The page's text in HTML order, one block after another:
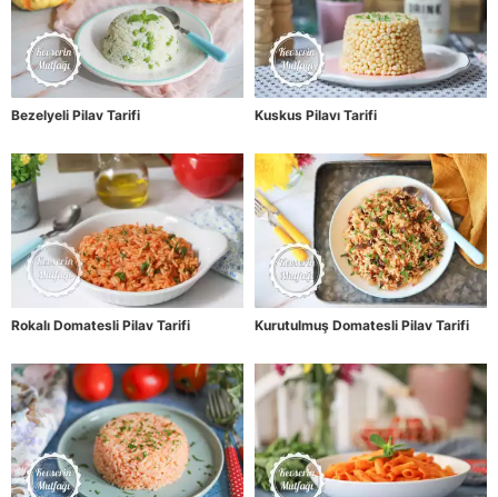
Bezelyeli Pilav Tarifi Kuskus Pilavı Tarifi
Rokalı Domatesli Pilav Tarifi Kurutulmuş Domatesli Pilav Tarifi